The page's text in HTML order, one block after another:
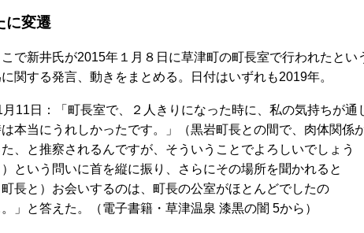
に変遷
で新井氏が2015年１月８日に草津町の町長室で行われたとい
関する発言、動きをまとめる。日付はいずれも2019年。
11日：「町長室で、２人きりになった時に、私の気持ちが通
本当にうれしかったです。」（黒岩町長との間で、肉体関係
、と推察されるんですが、そういうことでよろしいでしょう
という問いに首を縦に振り、さらにその場所を聞かれると
町長と）お会いするのは、町長の公室がほとんどでしたの
」と答えた。（電子書籍・草津温泉 漆黒の闇 5から）